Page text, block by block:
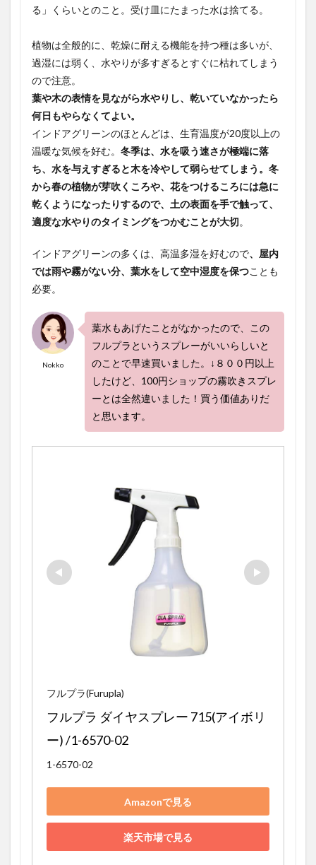
る」くらいとのこと。受け皿にたまった水は捨てる。
植物は全般的に、乾燥に耐える機能を持つ種は多いが、
過湿には弱く、水やりが多すぎるとすぐに枯れてしまう
ので注意。
葉や木の表情を見ながら水やりし、乾いていなかったら
何日もやらなくてよい。
インドアグリーンのほとんどは、生育温度が20度以上の
温暖な気候を好む。 冬季は、水を吸う速さが極端に落
ち、水を与えすぎると木を冷やして弱らせてしまう。冬
から春の植物が芽吹くころや、花をつけるころには急に
乾くようになったりするので、土の表面を手で触って、
適度な水やりのタイミングをつかむことが大切。
インドアグリーンの多くは、高温多湿を好むので、屋内
では雨や霧がない分、葉水をして空中湿度を保つことも
必要。
Nokko
葉水もあげたことがなかったので、この
フルプラというスプレーがいいらしいと
のことで早速買いました。↓８００円以上
したけど、100円ショップの霧吹きスプレ
ーとは全然違いました！買う価値ありだ
と思います。
フルプラ(Furupla)
フルプラ ダイヤスプレー 715(アイボリ
ー) /1-6570-02
1-6570-02
Amazonで見る
楽天市場で見る